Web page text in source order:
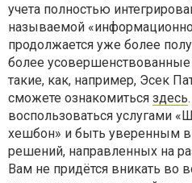
учета полностью
называемой
продолжается уже более
более
такие, как, например, Эсек
сможете ознакомиться здесь
воспользоваться услугами
хешбон» и быть уверенным в
решений, направленных на
Вам не придётся вникать во